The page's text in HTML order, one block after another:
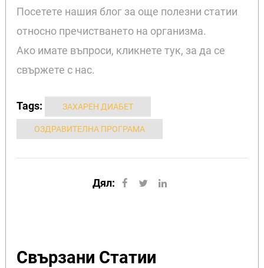
Посетете нашия блог за още полезни статии
относно пречистването на организма.
Ако имате въпроси, кликнете тук, за да се
свържете с нас.
Tags: ЗАХАРЕН ДИАБЕТ
ОЗДРАВИТЕЛНА ПРОГРАМА
Дял:
Свързани Статии